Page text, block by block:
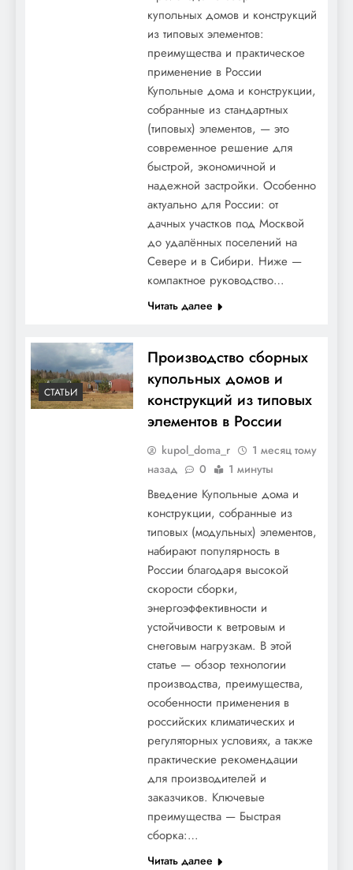
купольных домов и конструкций
из типовых элементов:
преимущества и практическое
применение в России
Купольные дома и конструкции,
собранные из стандартных
(типовых) элементов, — это
современное решение для
быстрой, экономичной и
надежной застройки. Особенно
актуально для России: от
дачных участков под Москвой
до удалённых поселений на
Севере и в Сибири. Ниже —
компактное руководство…
Читать далее
СТАТЬИ
Производство сборных
купольных домов и
конструкций из типовых
элементов в России
kupol_doma_r
1 месяц тому
назад
0 1 минуты
Введение Купольные дома и
конструкции, собранные из
типовых (модульных) элементов,
набирают популярность в
России благодаря высокой
скорости сборки,
энергоэффективности и
устойчивости к ветровым и
снеговым нагрузкам. В этой
статье — обзор технологии
производства, преимущества,
особенности применения в
российских климатических и
регуляторных условиях, а также
практические рекомендации
для производителей и
заказчиков. Ключевые
преимущества — Быстрая
сборка:…
Читать далее